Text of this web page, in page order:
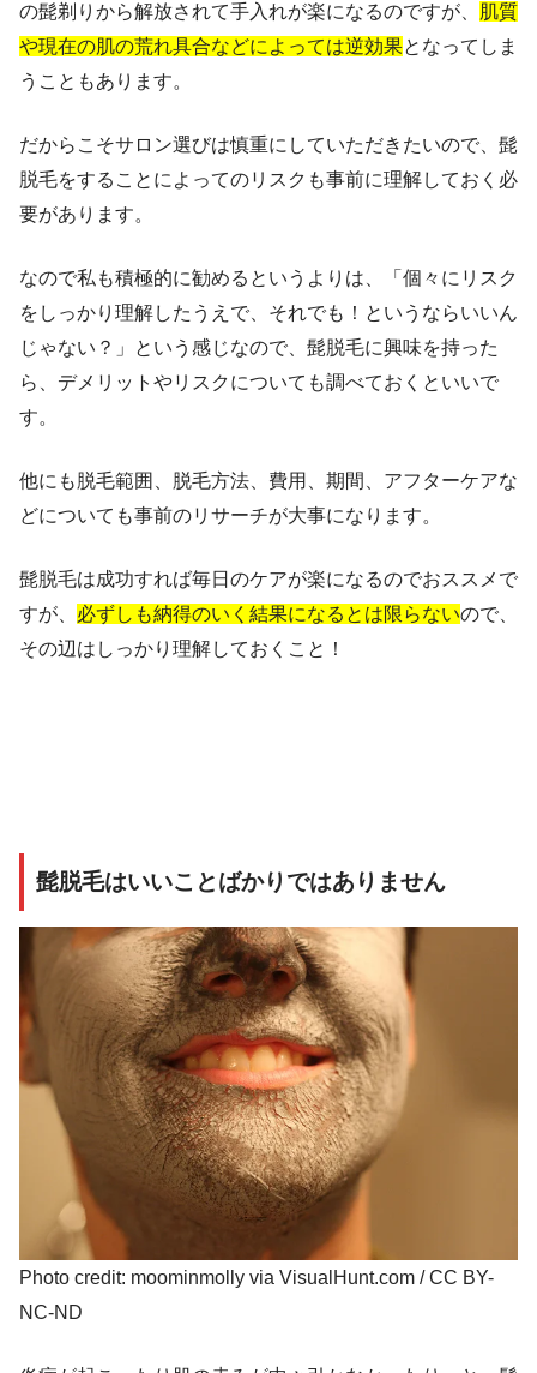
の髭剃りから解放されて手入れが楽になるのですが、
肌質
や現在の肌の荒れ具合などによっては逆効果となってしま
うこともあります。
だからこそサロン選びは慎重にしていただきたいので、髭
脱毛をすることによってのリスクも事前に理解しておく必
要があります。
なので私も積極的に勧めるというよりは、「個々にリスク
をしっかり理解したうえで、それでも！というならいいん
じゃない？」という感じなので、髭脱毛に興味を持った
ら、デメリットやリスクについても調べておくといいで
す。
他にも脱毛範囲、脱毛方法、費用、期間、アフターケアな
どについても事前のリサーチが大事になります。
髭脱毛は成功すれば毎日のケアが楽になるのでおススメで
すが、 必ずしも納得のいく結果になるとは限らないので、
その辺はしっかり理解しておくこと！
髭脱毛はいいことばかりではありません
Photo credit: moominmolly via VisualHunt.com / CC BY-
NC-ND